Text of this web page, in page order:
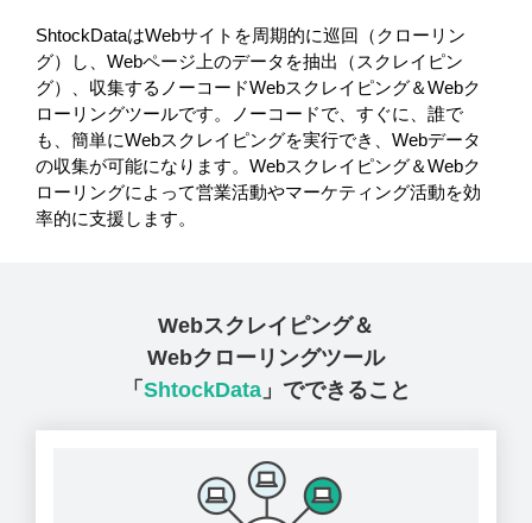
ShtockDataはWebサイトを周期的に巡回（クローリン
グ）し、Webページ上のデータを抽出（スクレイピン
グ）、収集するノーコードWebスクレイピング＆Webク
ローリングツールです。ノーコードで、すぐに、誰で
も、簡単にWebスクレイピングを実行でき、Webデータ
の収集が可能になります。Webスクレイピング＆Webク
ローリングによって営業活動やマーケティング活動を効
率的に支援します。
Webスクレイピング＆
Webクローリングツール
「 ShtockData」でできること